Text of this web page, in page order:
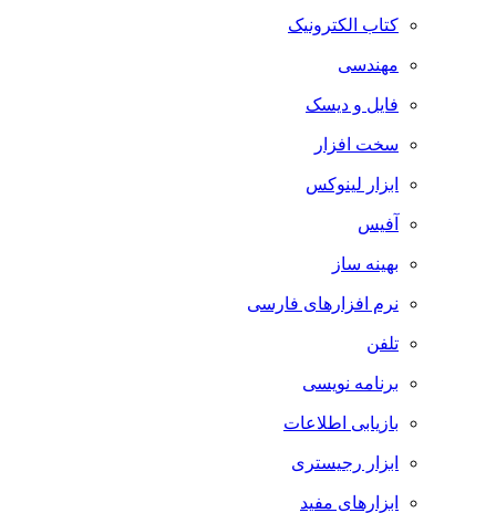
کتاب الکترونیک
مهندسی
فایل و دیسک
سخت افزار
ابزار لینوکس
آفیس
بهینه ساز
نرم افزارهای فارسی
تلفن
برنامه نویسی
بازیابی اطلاعات
ابزار رجیستری
ابزارهای مفید